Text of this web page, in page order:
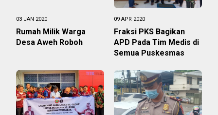
03 JAN 2020
Rumah Milik Warga
Desa Aweh Roboh
09 APR 2020
Fraksi PKS Bagikan
APD Pada Tim Medis di
Semua Puskesmas